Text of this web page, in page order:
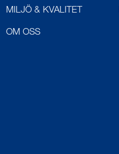
MILJÖ & KVALITET
OM OSS